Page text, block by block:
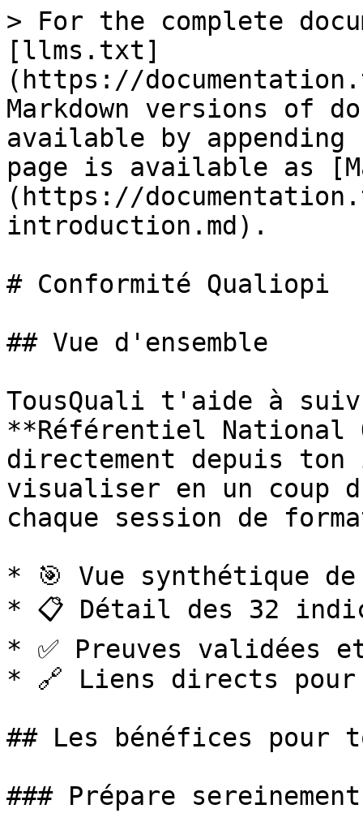
> For the complete
[llms.txt]
(https://
Markdown versions of
available by
page is available as
(https://
introduction.md).
# Conformité Qualiopi
## Vue d'ensemble
TousQuali t'aide à
**Référentiel National
directement depuis
visualiser en un coup
chaque session de
* 🎯 Vue synthétique
* 📋 Détail des 32
* ✅ Preuves validées
* 🔗 Liens directs pour
## Les bénéfices pour
### Prépare